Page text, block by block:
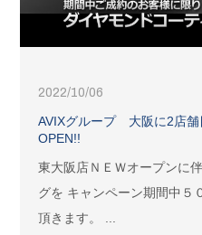
2022/10/06
AVIXグループ 大阪に2店舗
OPEN!!
東大阪店ＮＥＷオープンに
グを キャンペーン期間中５
頂きます。 ...